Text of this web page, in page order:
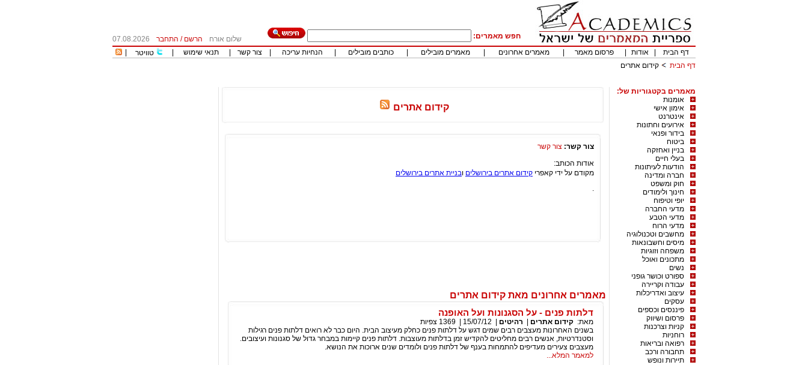
חפש מאמרים: שלום אורח הרשם / התחבר
07.08.2026
דף הבית
אודות פרסום מאמר מאמרים אחרונים מאמרים מובילים כותבים מובילים הנחיות עריכה צור קשר תנאי שימוש טוויטר
דף הבית
קידום אתרים
מאמרים בקטגוריות של:
אומנות
אימון אישי
אינטרנט
אירועים וחתונות
בידור ופנאי
ביטוח
בניין ואחזקה
בעלי חיים
הודעות לעיתונות
חברה ומדינה
חוק ומשפט
חינוך ולימודים
יופי וטיפוח
מדעי החברה
מדעי הטבע
מדעי הרוח
מחשבים וטכנולוגיה
מיסים וחשבונאות
משפחה וזוגיות
מתכונים ואוכל
נשים
ספורט וכושר גופני
עבודה וקריירה
עיצוב ואדריכלות
עסקים
פיננסים וכספים
פרסום ושיווק
קניות וצרכנות
רוחניות
רפואה ובריאות
תחבורה ורכב
תיירות ונופש
קידום אתרים
צור קשר: צור קשר
אודות הכותב:
מקודם על ידי קאפרי קידום אתרים בירושלים ובניית אתרים בירושלים
.
מאמרים אחרונים מאת קידום אתרים
דלתות פנים - על הסגנונות ועל האופנה
מאת: קידום אתרים רהיטים 15/07/12
1369 צפיות
בשנים האחרונות מעצבים רבים שמים דגש על דלתות פנים כחלק מעיצוב הבית. היום כבר לא רואים דלתות פנים רגילות
וסטנדרטיות, אנשים רבים מחליטים להקדיש זמן בדלתות מעוצבות. דלתות פנים קיימות במבחר גדול של סגנונות ועיצובים.
מעצבים צעירים מעדיפים להתמחות בענף של דלתות פנים ולומדים שנים ארוכות את הנושא.
למאמר המלא...